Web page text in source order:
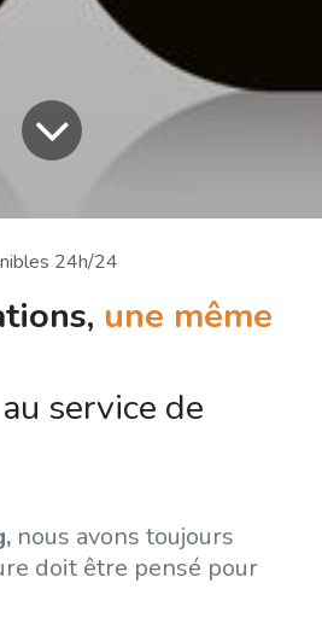
24h/24
une même
service de
, nous avons toujours
doit être pensé pour